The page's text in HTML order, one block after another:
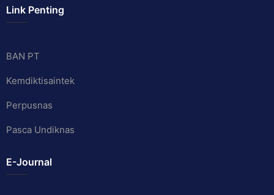
Link Penting
BAN PT
Kemdiktisaintek
Perpusnas
Pasca Undiknas
E-Journal